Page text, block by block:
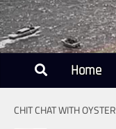
Home
CHIT CHAT WITH OYSTER